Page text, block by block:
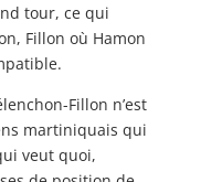
tour, ce qui
Fillon où Hamon
Fillon n’est
martiniquais qui
veut quoi,